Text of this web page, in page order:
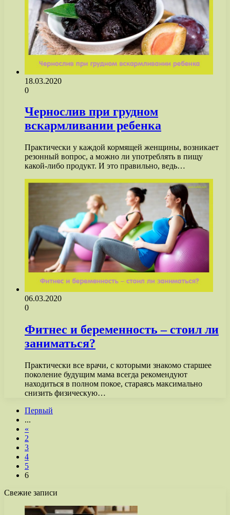
18.03.2020
0
Чернослив при грудном
вскармливании ребенка
Практически у каждой кормящей женщины, возникает
резонный вопрос, а можно ли употреблять в пищу
какой-либо продукт. И это правильно, ведь…
06.03.2020
0
Фитнес и беременность – стоил ли
заниматься?
Практически все врачи, с которыми знакомо старшее
поколение будущим мама всегда рекомендуют
находиться в полном покое, стараясь максимально
снизить физическую…
Первый
...
«
2
3
4
5
6
Свежие записи